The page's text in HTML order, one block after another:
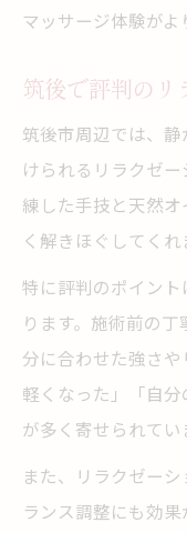
マッサージ体験がよ
筑後で評判のリ
筑後市周辺では、
けられるリラクゼ
練した手技と天然
く解きほぐしてくれ
特に評判のポイン
ります。施術前の
分に合わせた強さ
軽くなった」「自
が多く寄せられてい
また、リラクゼー
ランス調整にも効